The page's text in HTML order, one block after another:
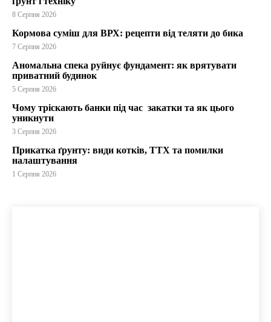
8 Серпня 2026
Кормова суміш для ВРХ: рецепти від теляти до бика
7 Серпня 2026
Аномальна спека руйнує фундамент: як врятувати
приватний будинок
5 Серпня 2026
Чому тріскають банки під час закатки та як цього
уникнути
3 Серпня 2026
Прикатка ґрунту: види котків, ТТХ та помилки
налаштування
1 Серпня 2026